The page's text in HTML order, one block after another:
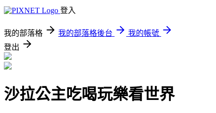
登入
我的部落格 我的部落格後台
我的帳號
登出
沙拉公主吃喝玩樂看世界